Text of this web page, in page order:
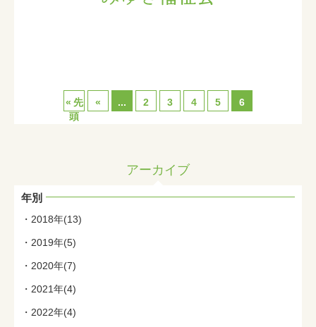
« 先
頭
« ... 2 3 4 5 6
アーカイブ
年別
2018年(13)
2019年(5)
2020年(7)
2021年(4)
2022年(4)